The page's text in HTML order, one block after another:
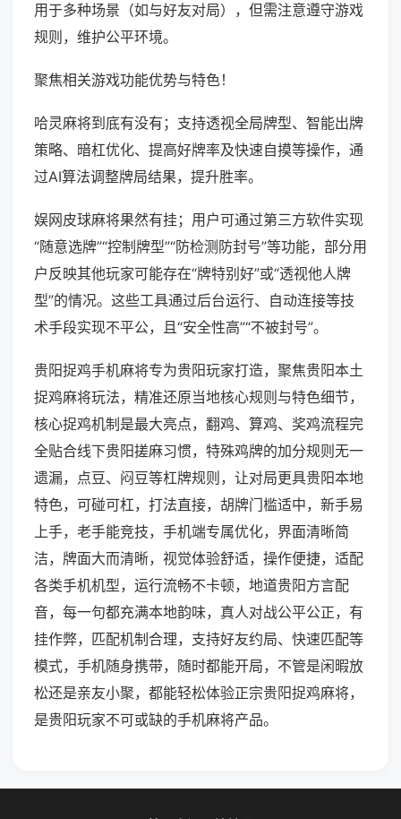
用于多种场景（如与好友对局），但需注意遵守游戏
规则，维护公平环境。
聚焦相关游戏功能优势与特色！
哈灵麻将到底有没有；支持透视全局牌型、智能出牌
策略、暗杠优化、提高好牌率及快速自摸等操作，通
过AI算法调整牌局结果，提升胜率。
娱网皮球麻将果然有挂；用户可通过第三方软件实现
“随意选牌”“控制牌型”“防检测防封号”等功能，部分用
户反映其他玩家可能存在“牌特别好”或“透视他人牌
型”的情况。这些工具通过后台运行、自动连接等技
术手段实现不平公，且“安全性高”“不被封号”。
贵阳捉鸡手机麻将专为贵阳玩家打造，聚焦贵阳本土
捉鸡麻将玩法，精准还原当地核心规则与特色细节，
核心捉鸡机制是最大亮点，翻鸡、算鸡、奖鸡流程完
全贴合线下贵阳搓麻习惯，特殊鸡牌的加分规则无一
遗漏，点豆、闷豆等杠牌规则，让对局更具贵阳本地
特色，可碰可杠，打法直接，胡牌门槛适中，新手易
上手，老手能竞技，手机端专属优化，界面清晰简
洁，牌面大而清晰，视觉体验舒适，操作便捷，适配
各类手机机型，运行流畅不卡顿，地道贵阳方言配
音，每一句都充满本地韵味，真人对战公平公正，有
挂作弊，匹配机制合理，支持好友约局、快速匹配等
模式，手机随身携带，随时都能开局，不管是闲暇放
松还是亲友小聚，都能轻松体验正宗贵阳捉鸡麻将，
是贵阳玩家不可或缺的手机麻将产品。